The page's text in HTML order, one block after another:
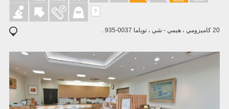
?
20 كاميزومي ، هيمي - شي ، توياما 0037-935 .